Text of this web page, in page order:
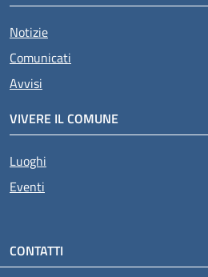
Notizie
Comunicati
Avvisi
VIVERE IL COMUNE
Luoghi
Eventi
CONTATTI